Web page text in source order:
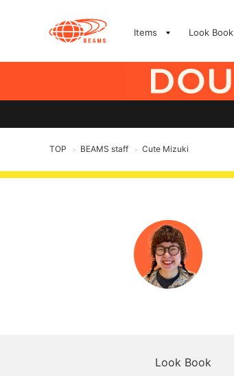
Items Look Book
TOP > BEAMS staff > Cute Mizuki
Look Book